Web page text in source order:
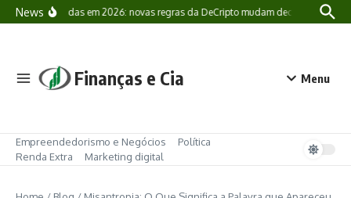
Ir para o conteúdo
News
Criptomoedas em 2026: novas regras da DeCripto mudam declaração de
Finanças e Cia Menu
Empreendedorismo e Negócios
Política
Renda Extra
Marketing digital